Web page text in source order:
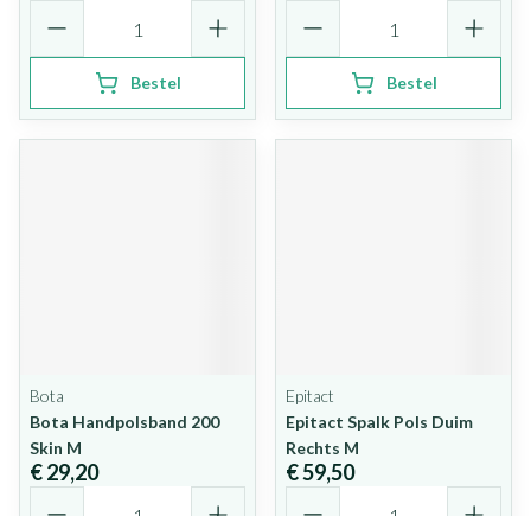
Bestel Bestel
Bota
Bota Handpolsband 200
Skin M
€ 29,20
Epitact
Epitact Spalk Pols Duim
Rechts M
€ 59,50